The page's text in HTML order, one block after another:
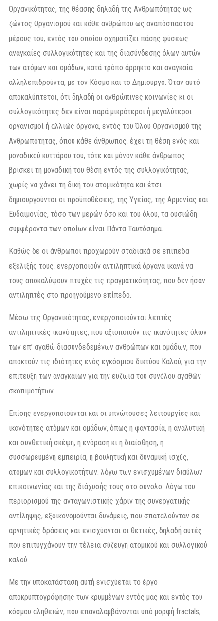
Οργανικότητας, της θέασης δηλαδή της Ανθρωπότητας ως
ζώντος Οργανισμού και κάθε ανθρώπου ως αναπόσπαστου
μέρους του, εντός του οποίου σχηματίζει πάσης φύσεως
αναγκαίες συλλογικότητες και της διασύνδεσης όλων αυτών
των ατόμων και ομάδων, κατά τρόπο άρρηκτο και αναγκαία
αλληλεπιδρούντα, με τον Κόσμο και το Δημιουργό. Όταν αυτό
αποκαλύπτεται, ότι δηλαδή οι ανθρώπινες κοινωνίες κι οι
συλλογικότητες δεν είναι παρά μικρότεροι ή μεγαλύτεροι
οργανισμοί ή αλλιώς όργανα, εντός του Όλου Οργανισμού της
Ανθρωπότητας, όπου κάθε άνθρωπος, έχει τη θέση ενός και
μοναδικού κυττάρου του, τότε και μόνον κάθε άνθρωπος
βρίσκει τη μοναδική του θέση εντός της συλλογικότητας,
χωρίς να χάνει τη δική του ατομικότητα και έτσι
δημιουργούνται οι προϋποθέσεις, της Υγείας, της Αρμονίας και
Ευδαιμονίας, τόσο των μερών όσο και του όλου, τα ουσιώδη
συμφέροντα των οποίων είναι Πάντα Ταυτόσημα.
Καθώς δε οι άνθρωποι προχωρούν σταδιακά σε επίπεδα
εξέλιξής τους, ενεργοποιούν αντιληπτικά όργανα ικανά να
τους αποκαλύψουν πτυχές τις πραγματικότητας, που δεν ήσαν
αντιληπτές στο προηγούμενο επίπεδο.
Μέσω της Οργανικότητας, ενεργοποιούνται λεπτές
αντιληπτικές ικανότητες, που αξιοποιούν τις ικανότητες όλων
των επ’ αγαθώ διασυνδεδεμένων ανθρώπων και ομάδων, που
αποκτούν τις ιδιότητες ενός εγκόσμιου δικτύου Καλού, για την
επίτευξη των αναγκαίων για την ευζωία του συνόλου αγαθών
σκοπιμοτήτων.
Επίσης ενεργοποιούνται και οι υπνώτουσες λειτουργίες και
ικανότητες ατόμων και ομάδων, όπως η φαντασία, η αναλυτική
και συνθετική σκέψη, η ενόραση κι η διαίσθηση, η
συσσωρευμένη εμπειρία, η βουλητική και δυναμική ισχύς,
ατόμων και συλλογικοτήτων. λόγω των ενισχυμένων διαύλων
επικοινωνίας και της διάχυσής τους στο σύνολο. Λόγω του
περιορισμού της ανταγωνιστικής χάριν της συνεργατικής
αντίληψης, εξοικονομούνται δυνάμεις, που σπαταλούνταν σε
αρνητικές δράσεις και ενισχύονται οι θετικές, δηλαδή αυτές
που επιτυγχάνουν την τέλεια σύζευγη ατομικού και συλλογικού
καλού.
Με την υποκατάσταση αυτή ενισχύεται το έργο
αποκρυπτογράφησης των κρυμμένων εντός μας και εντός του
κόσμου αληθειών, που επαναλαμβάνονται υπό μορφή fractals,